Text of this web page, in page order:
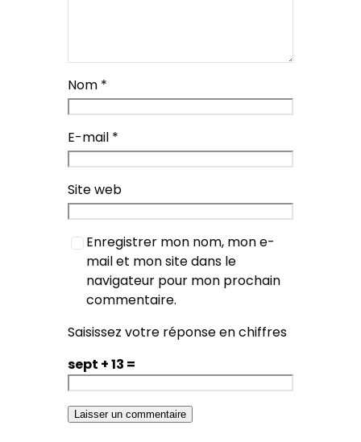
Nom *
E-mail *
Site web
Enregistrer mon nom, mon e-
mail et mon site dans le
navigateur pour mon prochain
commentaire.
Saisissez votre réponse en chiffres
sept + 13 =